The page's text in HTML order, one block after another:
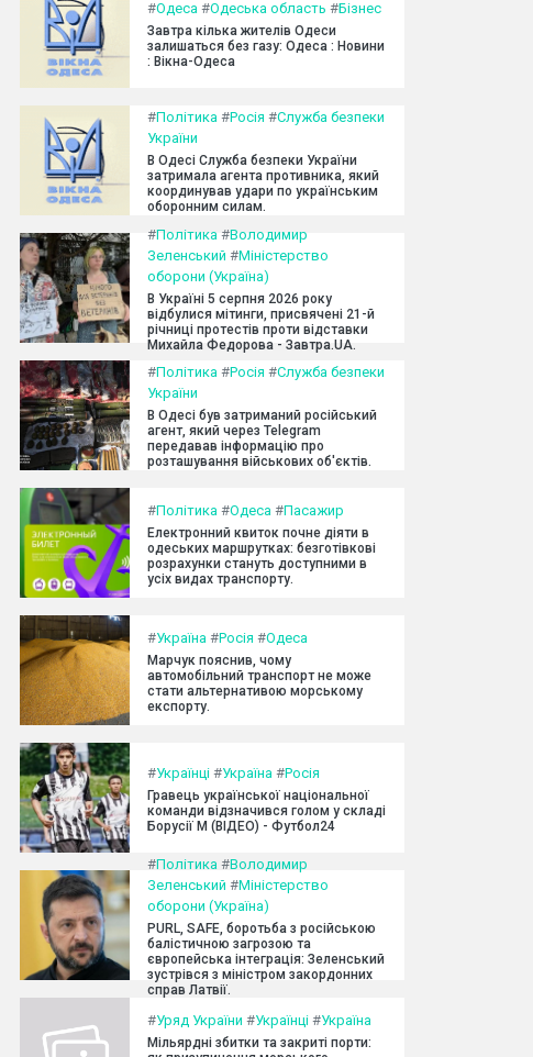
#Одеса #Одеська область #Бізнес
Завтра кілька жителів Одеси
залишаться без газу: Одеса : Новини
: Вікна-Одеса
#Політика #Росія #Служба безпеки
України
В Одесі Служба безпеки України
затримала агента противника, який
координував удари по українським
оборонним силам.
#Політика #Володимир
Зеленський #Міністерство
оборони (Україна)
В Україні 5 серпня 2026 року
відбулися мітинги, присвячені 21-й
річниці протестів проти відставки
Михайла Федорова - Завтра.UA.
#Політика #Росія #Служба безпеки
України
В Одесі був затриманий російський
агент, який через Telegram
передавав інформацію про
розташування військових об'єктів.
#Політика #Одеса #Пасажир
Електронний квиток почне діяти в
одеських маршрутках: безготівкові
розрахунки стануть доступними в
усіх видах транспорту.
#Україна #Росія #Одеса
Марчук пояснив, чому
автомобільний транспорт не може
стати альтернативою морському
експорту.
#Українці #Україна #Росія
Гравець української національної
команди відзначився голом у складі
Борусії М (ВІДЕО) - Футбол24
#Політика #Володимир
Зеленський #Міністерство
оборони (Україна)
PURL, SAFE, боротьба з російською
балістичною загрозою та
європейська інтеграція: Зеленський
зустрівся з міністром закордонних
справ Латвії.
#Уряд України #Українці #Україна
Мільярдні збитки та закриті порти: